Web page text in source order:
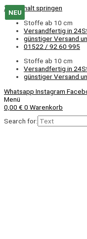
Zum Inhalt springen
Stoffe ab 10 cm
Versandfertig in
günstiger Versand
01522 / 92 60 995
Stoffe ab 10 cm
Versandfertig in
günstiger Versand
Whatsapp Instagram
Menü
0,00 € 0 Warenkorb
Search for:
NEU
NEU